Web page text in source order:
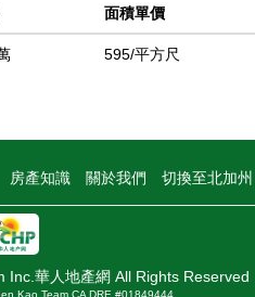
面積單價
595/平方尺
房產知識 關於我們 切換至北加州
華人地產網 All Rights Reserved
Kao Team CA DRE #01849444